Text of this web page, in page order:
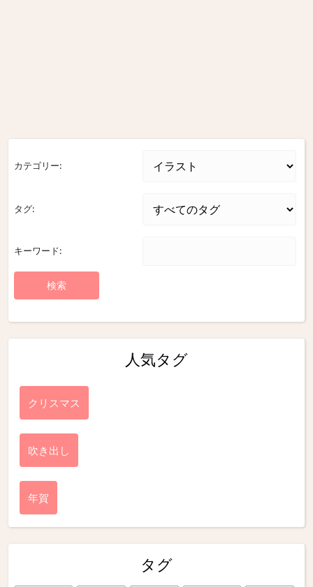
カテゴリー:
タグ:
キーワード:
人気タグ
クリスマス
吹き出し
年賀
タグ